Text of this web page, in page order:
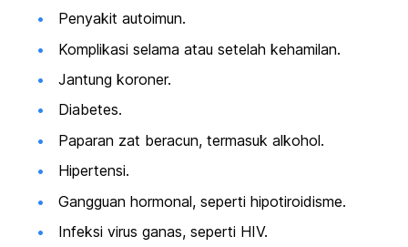
Penyakit autoimun.
Komplikasi selama atau setelah kehamilan.
Jantung koroner.
Diabetes.
Paparan zat beracun, termasuk alkohol.
Hipertensi.
Gangguan hormonal, seperti hipotiroidisme.
Infeksi virus ganas, seperti HIV.